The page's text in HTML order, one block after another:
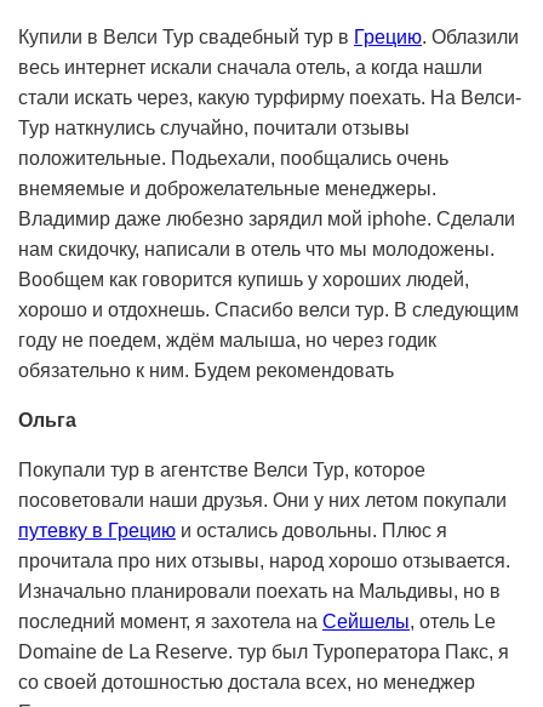
Купили в Велси Тур свадебный тур в Грецию. Облазили
весь интернет искали сначала отель, а когда нашли
стали искать через, какую турфирму поехать. На Велси-
Тур наткнулись случайно, почитали отзывы
положительные. Подьехали, пообщались очень
внемяемые и доброжелательные менеджеры.
Владимир даже любезно зарядил мой iphohe. Сделали
нам скидочку, написали в отель что мы молодожены.
Вообщем как говорится купишь у хороших людей,
хорошо и отдохнешь. Спасибо велси тур. В следующим
году не поедем, ждём малыша, но через годик
обязательно к ним. Будем рекомендовать
Ольга
Покупали тур в агентстве Велси Тур, которое
посоветовали наши друзья. Они у них летом покупали
путевку в Грецию и остались довольны. Плюс я
прочитала про них отзывы, народ хорошо отзывается.
Изначально планировали поехать на Мальдивы, но в
последний момент, я захотела на Сейшелы, отель Le
Domaine de La Reserve. тур был Туроператора Пакс, я
со своей дотошностью достала всех, но менеджер